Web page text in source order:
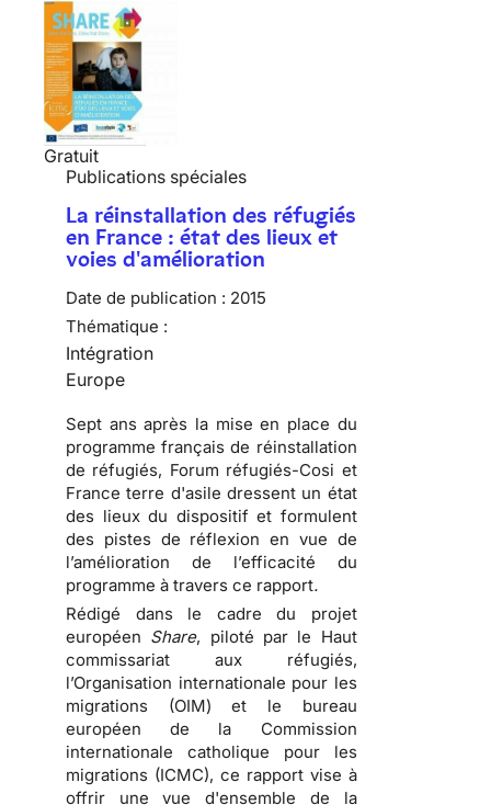
Gratuit
Publications spéciales
La réinstallation des réfugiés
en France : état des lieux et
voies d'amélioration
Date de publication : 2015
Thématique :
Intégration
Europe
Sept ans après la mise en place du
programme français de réinstallation
de réfugiés, Forum réfugiés-Cosi et
France terre d'asile dressent un état
des lieux du dispositif et formulent
des pistes de réflexion en vue de
l’amélioration de l’efficacité du
programme à travers ce rapport.
Rédigé dans le cadre du projet
européen Share, piloté par le Haut
commissariat aux réfugiés,
l’Organisation internationale pour les
migrations (OIM) et le bureau
européen de la Commission
internationale catholique pour les
migrations (ICMC), ce rapport vise à
offrir une vue d'ensemble de la